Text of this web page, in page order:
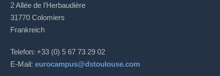
2 Allée de l’Herbaudière
31770 Colomiers
Frankreich
Telefon: +33 (0) 5 67 73 29 02
E-Mail:eurocampus@dstoulouse.com